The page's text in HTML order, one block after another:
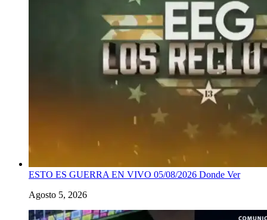
ESTO ES GUERRA EN VIVO 05/08/2026 Donde Ver
Agosto 5, 2026